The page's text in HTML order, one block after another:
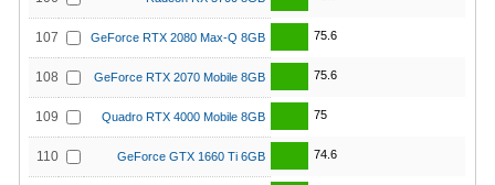
107 GeForce RTX 2080 Max-Q 8GB 75.6
108 GeForce RTX 2070 Mobile 8GB 75.6
109 Quadro RTX 4000 Mobile 8GB 75
110 GeForce GTX 1660 Ti 6GB 74.6